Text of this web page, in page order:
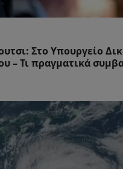
Στο Υπουργείο
– Τι πραγματικά